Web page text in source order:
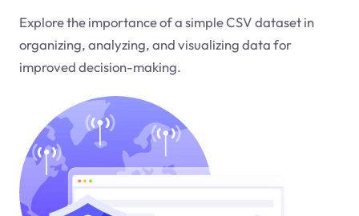
Explore the importance of a simple CSV dataset in
organizing, analyzing, and visualizing data for
improved decision-making.